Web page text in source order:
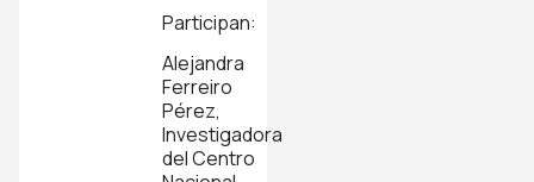
Participan:
Alejandra
Ferreiro
Pérez,
Investigadora
del Centro